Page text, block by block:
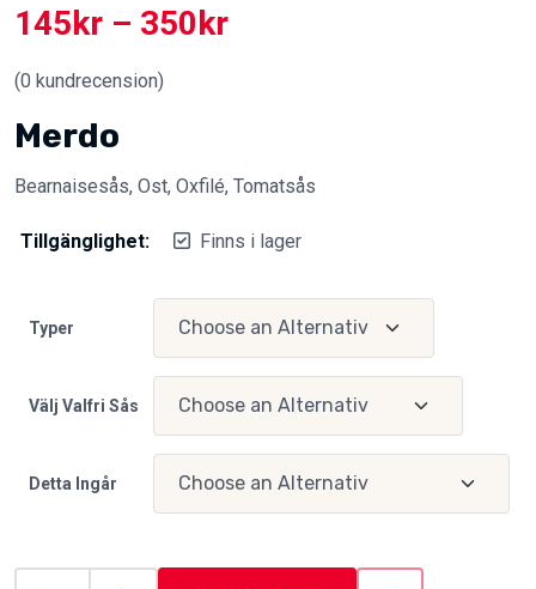
145kr – 350kr
(0 kundrecension)
Merdo
Bearnaisesås, Ost, Oxfilé, Tomatsås
Tillgänglighet: Finns i lager
Typer
Välj Valfri Sås
Detta Ingår